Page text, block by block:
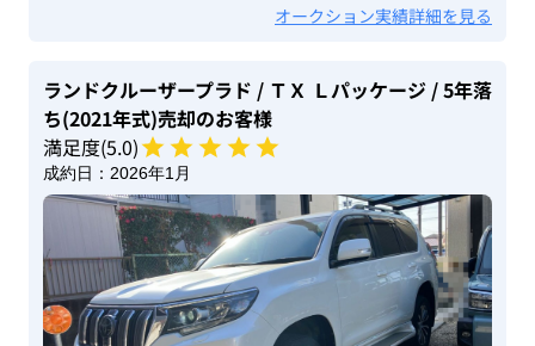
オークション実績詳細を見る
ランドクルーザープラド / ＴＸ Ｌパッケージ / 5年落
ち(2021年式)売却のお客様
満足度(5.0)
成約日： 2026年1月